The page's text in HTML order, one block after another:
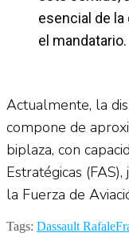
esencial de la
el mandatario.
Actualmente, la
compone de
biplaza, con
Estratégicas
la Fuerza de
Tags: Dassault Rafale